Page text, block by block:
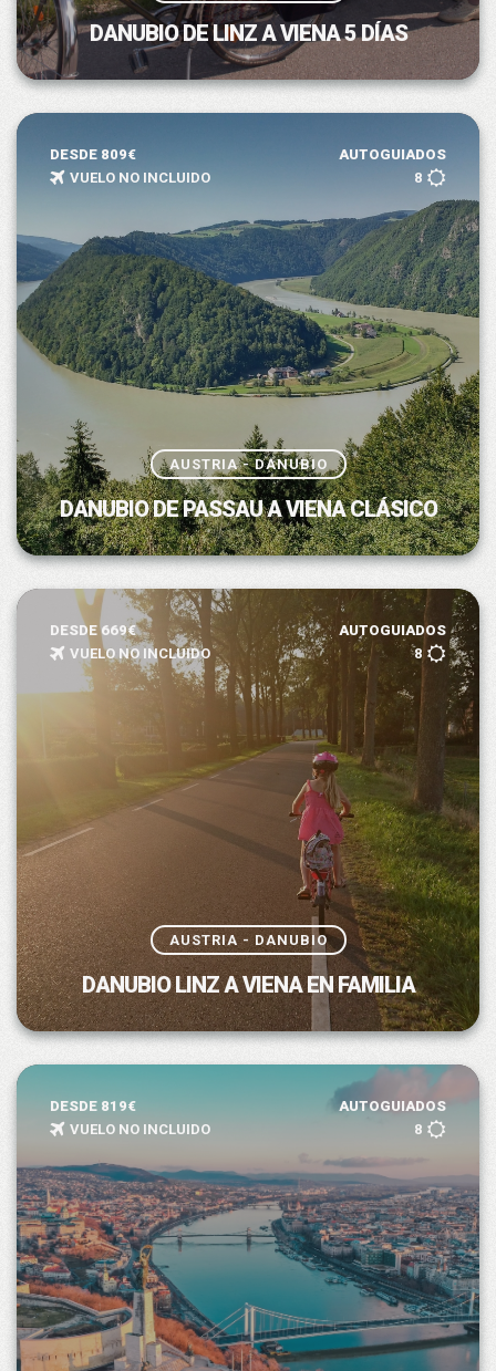
DANUBIO DE LINZ A VIENA 5 DÍAS
DESDE 809€
AUTOGUIADOS
VUELO NO INCLUIDO
8
AUSTRIA - DANUBIO
DANUBIO DE PASSAU A VIENA CLÁSICO
DESDE 669€
AUTOGUIADOS
VUELO NO INCLUIDO
8
AUSTRIA - DANUBIO
DANUBIO LINZ A VIENA EN FAMILIA
DESDE 819€
AUTOGUIADOS
VUELO NO INCLUIDO
8